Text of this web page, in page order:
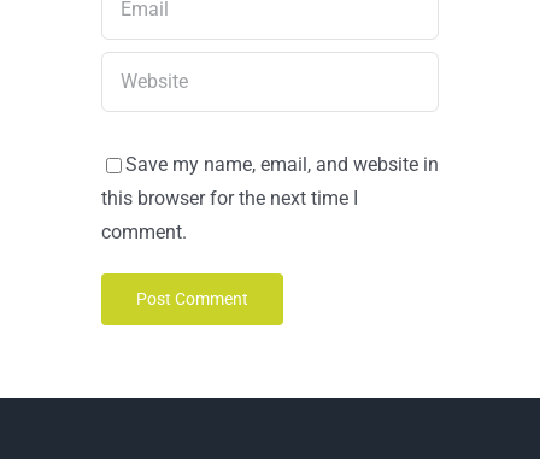
Save my name, email, and website in
this browser for the next time I
comment.